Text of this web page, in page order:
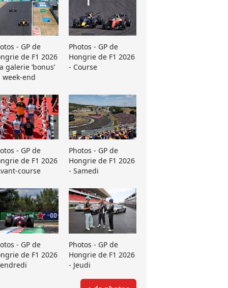
- GP de
de F1 2026
galerie ’bonus’
week-end
Photos - GP de
Hongrie de F1 2026
- Course
- GP de
de F1 2026
course
Photos - GP de
Hongrie de F1 2026
- Samedi
- GP de
de F1 2026
Photos - GP de
Hongrie de F1 2026
- Jeudi